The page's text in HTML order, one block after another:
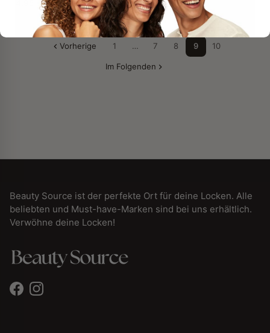
4,95 €
Vorherige 1 … 7 8 9 10
Im Folgenden
Beauty Source ist der perfekte Ort für deine Locken. Alle
beliebten und Must-have-Marken sind bei uns erhältlich.
Verwöhne deine Locken!
FacebookInstagram